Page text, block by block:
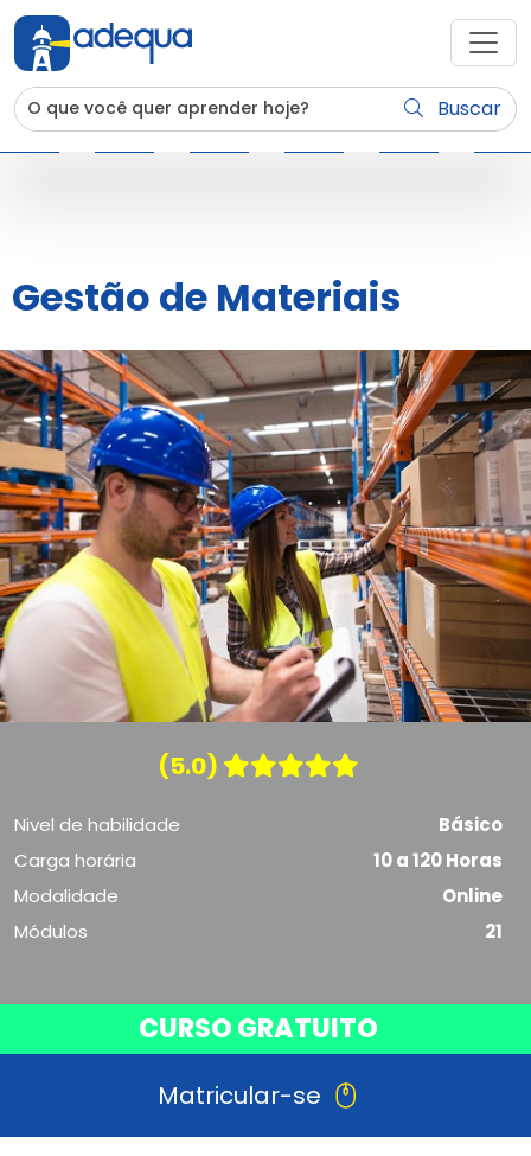
Buscar
Gestão de Materiais
(5.0)
Nivel de habilidade
Básico
Carga horária
10 a 120 Horas
Modalidade
Online
Módulos
21
CURSO GRATUITO
Matricular-se